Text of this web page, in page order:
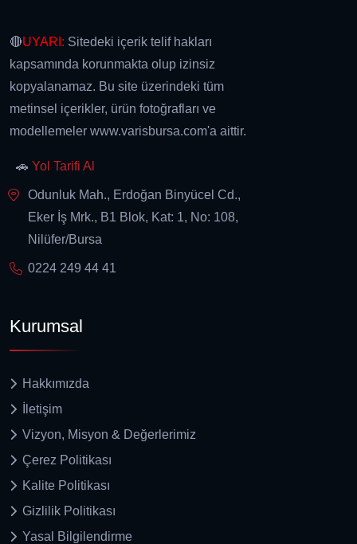
🔴UYARI: Sitedeki içerik telif hakları
kapsamında korunmakta olup izinsiz
kopyalanamaz. Bu site üzerindeki tüm
metinsel içerikler, ürün fotoğrafları ve
modellemeler www.varisbursa.com'a aittir.
🚗 Yol Tarifi Al
Odunluk Mah., Erdoğan Binyücel Cd.,
Eker İş Mrk., B1 Blok, Kat: 1, No: 108,
Nilüfer/Bursa
0224 249 44 41
Kurumsal
Hakkımızda
İletişim
Vizyon, Misyon & Değerlerimiz
Çerez Politikası
Kalite Politikası
Gizlilik Politikası
Yasal Bilgilendirme